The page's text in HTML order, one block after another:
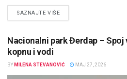
SAZNAJTE VIŠEDETAILS
Nacionalni park Đerdap – Spoj
kopnu i vodi
BY MILENA STEVANOVIĆ MAJ 27, 2026